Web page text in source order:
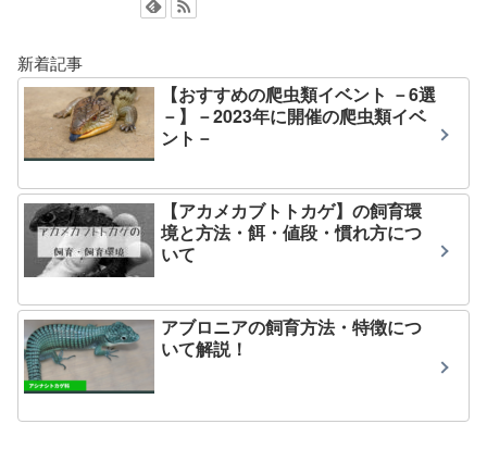
新着記事
【おすすめの爬虫類イベント －6選
－】－2023年に開催の爬虫類イベ
ント－
【アカメカブトトカゲ】の飼育環
境と方法・餌・値段・慣れ方につ
いて
アブロニアの飼育方法・特徴につ
いて解説！